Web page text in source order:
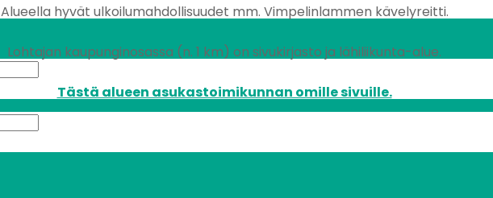
Alueella hyvät ulkoilumahdollisuudet mm. Vimpelinlammen kävelyreitti.
Lohtajan kaupunginosassa (n. 1 km) on sivukirjasto ja lähiliikunta-alue.
Tästä alueen asukastoimikunnan omille sivuille.